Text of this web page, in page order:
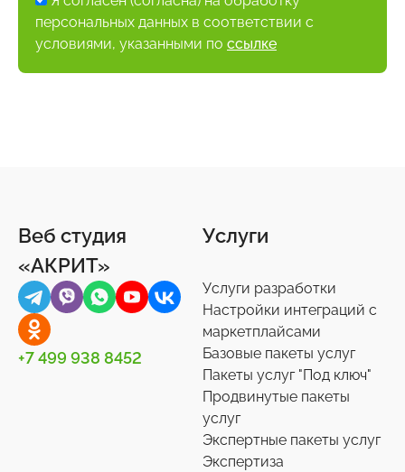
персональных данных в соответствии с
условиями, указанными по ссылке
Веб студия
«АКРИТ»
+7 499 938 8452
Услуги
Услуги разработки
Настройки интеграций с
маркетплайсами
Базовые пакеты услуг
Пакеты услуг "Под ключ"
Продвинутые пакеты
услуг
Экспертные пакеты услуг
Экспертиза